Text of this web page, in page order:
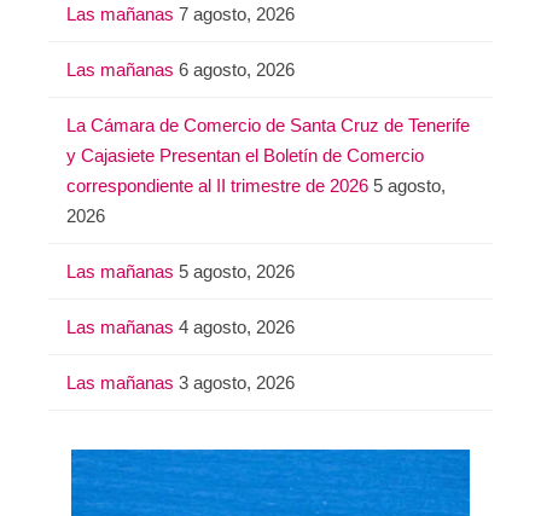
Las mañanas 7 agosto, 2026
Las mañanas 6 agosto, 2026
La Cámara de Comercio de Santa Cruz de Tenerife
y Cajasiete Presentan el Boletín de Comercio
correspondiente al II trimestre de 2026 5 agosto,
2026
Las mañanas 5 agosto, 2026
Las mañanas 4 agosto, 2026
Las mañanas 3 agosto, 2026